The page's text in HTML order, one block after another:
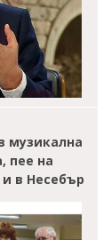
музикална
пее на
в Несебър